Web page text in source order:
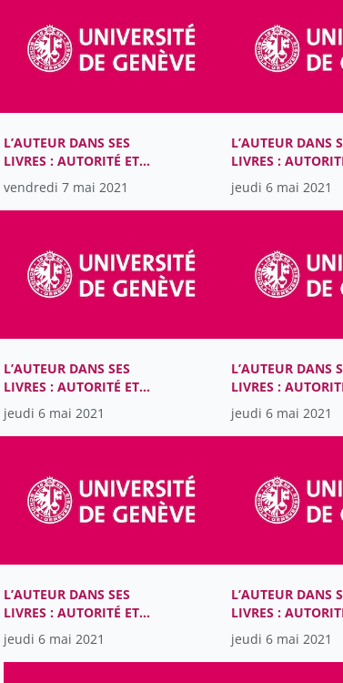
L’AUTEUR DANS SES
LIVRES : AUTORITÉ ET
MATÉRIALITÉ DANS LES
LITTÉRATURES ROMANES
DU MOYEN ÂGE (XIIIe-
vendredi 7 mai 2021
L’AUTEUR DANS
LIVRES :
MATÉRIALITÉ
LITTÉRATURES
DU MOYEN ÂGE
jeudi 6 mai 2021
L’AUTEUR DANS SES
LIVRES : AUTORITÉ ET
MATÉRIALITÉ DANS LES
LITTÉRATURES ROMANES
DU MOYEN ÂGE (XIIIe-
jeudi 6 mai 2021
L’AUTEUR DANS
LIVRES :
MATÉRIALITÉ
LITTÉRATURES
DU MOYEN ÂGE
jeudi 6 mai 2021
L’AUTEUR DANS SES
LIVRES : AUTORITÉ ET
MATÉRIALITÉ DANS LES
LITTÉRATURES ROMANES
DU MOYEN ÂGE (XIIIe-
jeudi 6 mai 2021
L’AUTEUR DANS
LIVRES :
MATÉRIALITÉ
LITTÉRATURES
DU MOYEN ÂGE
jeudi 6 mai 2021